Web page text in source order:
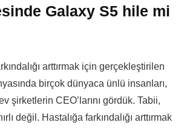
Galaxy S5 hile mi
arttırmak için gerçekleştirilen
birçok dünyaca ünlü insanları,
şirketlerin CEO’larını gördük. Tabii,
değil. Hastalığa farkındalığı arttırmak